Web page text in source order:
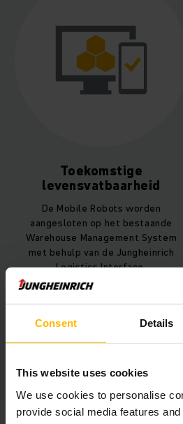
Consent Details
This website uses cookies
We use cookies to personalise
provide social media features
Toekomstige
levensvatbaarheid
De Mobile Robots worden
aangesloten op het bestaande
Warehouse Management System
met behulp van de Jungheinrich
Logistics Interface.